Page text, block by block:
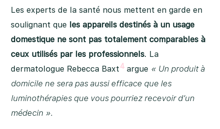
Les experts de la santé nous mettent en garde en
soulignant que les appareils destinés à un usage
domestique ne sont pas totalement comparables à
ceux utilisés par les professionnels. La
dermatologue Rebecca Baxt4 argue « Un produit à
domicile ne sera pas aussi efficace que les
luminothérapies que vous pourriez recevoir d’un
médecin ».